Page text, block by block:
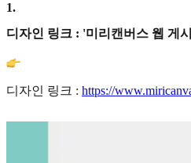
1.
디자인 링크 : '미리캔버스 웹 게
디자인 링크 : https://